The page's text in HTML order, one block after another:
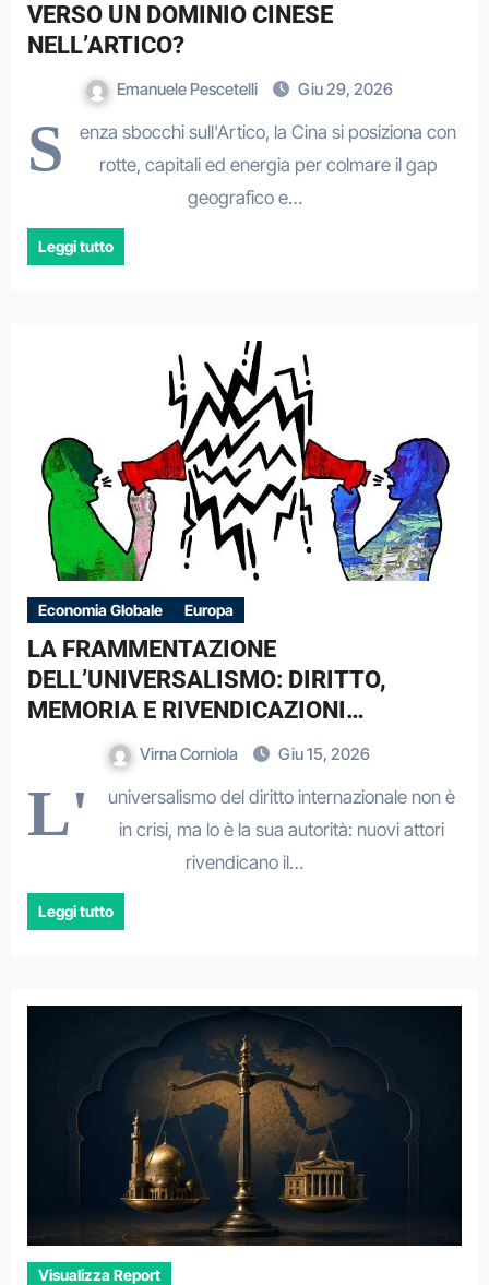
VERSO UN DOMINIO CINESE
NELL’ARTICO?
Emanuele Pescetelli Giu 29, 2026
S
enza sbocchi sull'Artico, la Cina si posiziona con
rotte, capitali ed energia per colmare il gap
geografico e…
Leggi tutto
Economia Globale Europa
LA FRAMMENTAZIONE
DELL’UNIVERSALISMO: DIRITTO,
MEMORIA E RIVENDICAZIONI
GEOPOLITICHE IN UN MONDO
MULTIPOLARE.
Virna Corniola Giu 15, 2026
L'
universalismo del diritto internazionale non è
in crisi, ma lo è la sua autorità: nuovi attori
rivendicano il…
Leggi tutto
Visualizza Report